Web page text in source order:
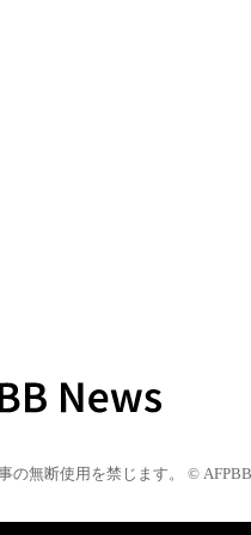
の無断使用を禁じます。 © AFPBB